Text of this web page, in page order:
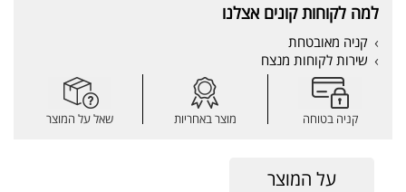
למה לקוחות קונים אצלנו
קניה מאובטחת
שירות לקוחות מנצח
קניה בטוחה מוצר באחריות שאל על המוצר
על המוצר